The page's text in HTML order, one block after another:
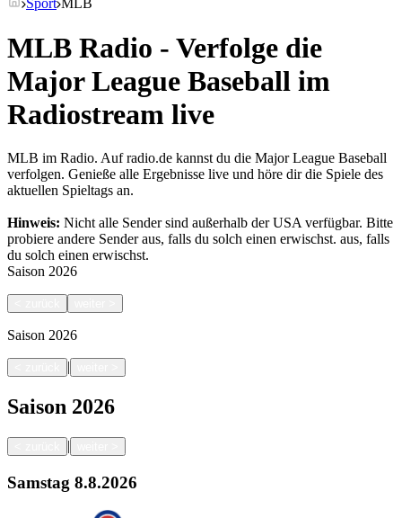
Sport MLB
MLB Radio - Verfolge die
Major League Baseball im
Radiostream live
MLB im Radio. Auf radio.de kannst du die Major League Baseball
verfolgen. Genieße alle Ergebnisse live und höre dir die Spiele des
aktuellen Spieltags an.
Hinweis: Nicht alle Sender sind außerhalb der USA verfügbar. Bitte
probiere andere Sender aus, falls du solch einen erwischst. aus, falls
du solch einen erwischst.
Saison 2026
Saison 2026
|
Saison 2026
|
Samstag 8.8.2026